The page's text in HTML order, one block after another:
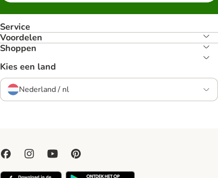
Service
Voordelen
Shoppen
Kies een land
Nederland / nl